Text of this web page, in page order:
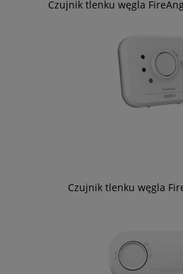
Czujnik tlenku węgla
Czujnik tlenku węgla